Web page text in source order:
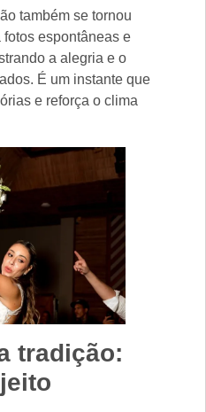
também se tornou
espontâneas e
a alegria e o
É um instante que
e reforça o clima
tradição: